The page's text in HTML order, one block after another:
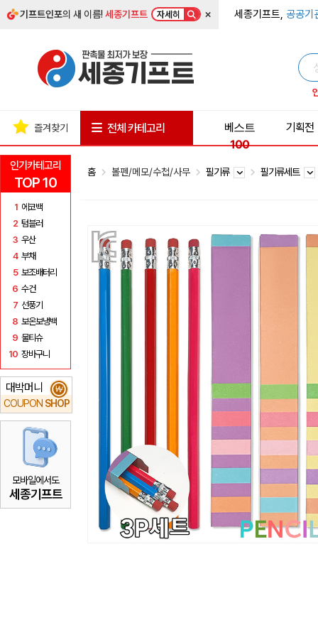
기프트인포의 새 이름!세종기프트 자세히 × 세종기프트, 공공기
인기카테고리
TOP 10
1 에코백
2 텀블러
3 우산
4 부채
5 보조배터리
6 수건
7 선풍기
8 보온보냉백
9 물티슈
10 장바구니
대박머니
COUPON SHOP
₩
모바일에서도
세종기프트
즐겨찾기 전체 카테고리
베스트
100
기획전
홈 볼펜/메모/수첩/사무 필기류 필기류세트